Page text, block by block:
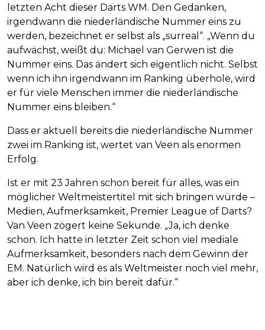
letzten Acht dieser Darts WM. Den Gedanken,
irgendwann die niederländische Nummer eins zu
werden, bezeichnet er selbst als „surreal“. „Wenn du
aufwächst, weißt du: Michael van Gerwen ist die
Nummer eins. Das ändert sich eigentlich nicht. Selbst
wenn ich ihn irgendwann im Ranking überhole, wird
er für viele Menschen immer die niederländische
Nummer eins bleiben.“
Dass er aktuell bereits die niederländische Nummer
zwei im Ranking ist, wertet van Veen als enormen
Erfolg.
Ist er mit 23 Jahren schon bereit für alles, was ein
möglicher Weltmeistertitel mit sich bringen würde –
Medien, Aufmerksamkeit, Premier League of Darts?
Van Veen zögert keine Sekunde. „Ja, ich denke
schon. Ich hatte in letzter Zeit schon viel mediale
Aufmerksamkeit, besonders nach dem Gewinn der
EM. Natürlich wird es als Weltmeister noch viel mehr,
aber ich denke, ich bin bereit dafür.“